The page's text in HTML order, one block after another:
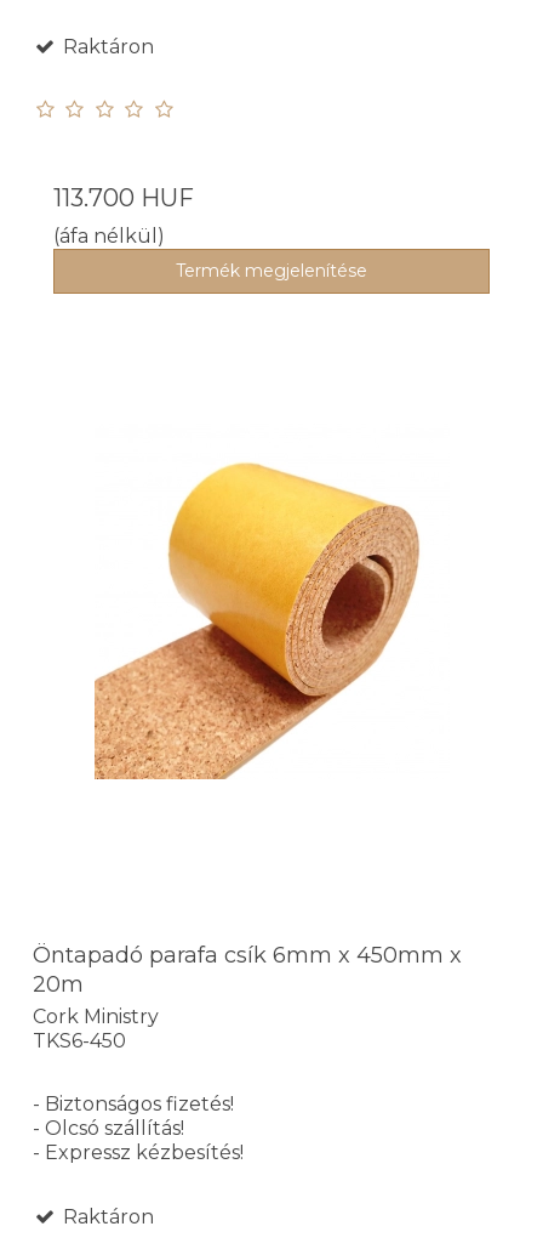
Raktáron
113.700 HUF
(áfa nélkül)
Termék megjelenítése
Öntapadó parafa csík 6mm x 450mm x
20m
Cork Ministry
TKS6-450
- Biztonságos fizetés!
- Olcsó szállítás!
- Expressz kézbesítés!
Raktáron